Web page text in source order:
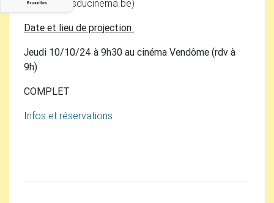
(info@jeudisducinema.be)
Date et lieu de projection
Jeudi 10/10/24 à 9h30 au cinéma Vendôme (rdv à
9h)
COMPLET
Infos et réservations